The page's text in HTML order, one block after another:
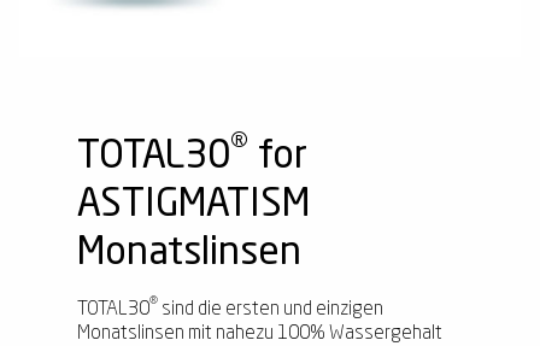
TOTAL30® for
ASTIGMATISM
Monatslinsen
TOTAL30® sind die ersten und einzigen
Monatslinsen mit nahezu 100% Wassergehalt